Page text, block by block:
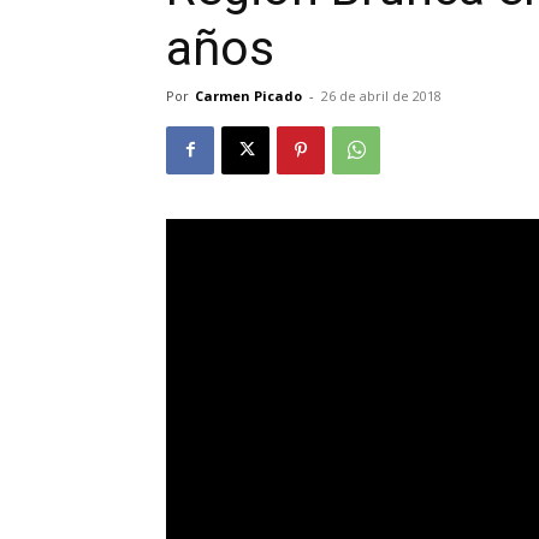
años
Por Carmen Picado - 26 de abril de 2018